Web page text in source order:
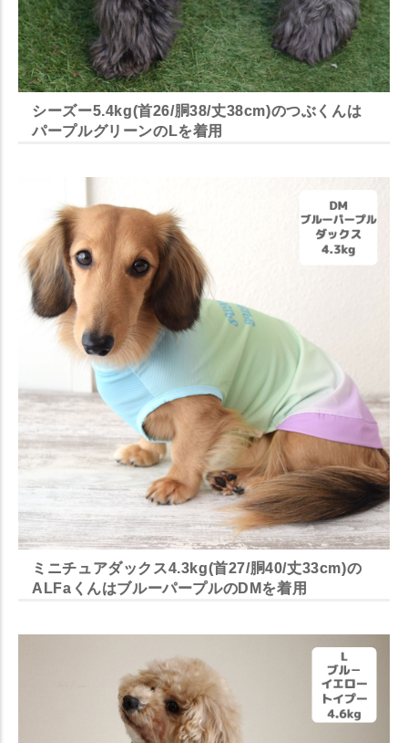
シーズー5.4kg(首26/胴38/丈38cm)のつぶくんは
パープルグリーンのLを着用
ミニチュアダックス4.3kg(首27/胴40/丈33cm)の
ALFaくんはブルーパープルのDMを着用